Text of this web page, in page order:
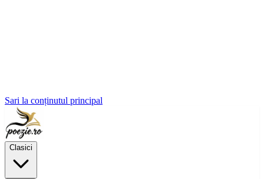
Sari la conținutul principal
Clasici